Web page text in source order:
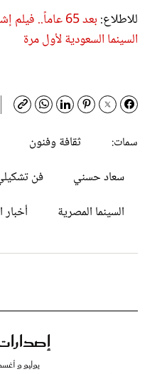
للاطلاع:
بعد 65 عاماً..
السينما السعودية لأول مرة
سمات:
ثقافة وفنون
سعاد حسني
فن
السينما المصرية
أخبار
يوليو و